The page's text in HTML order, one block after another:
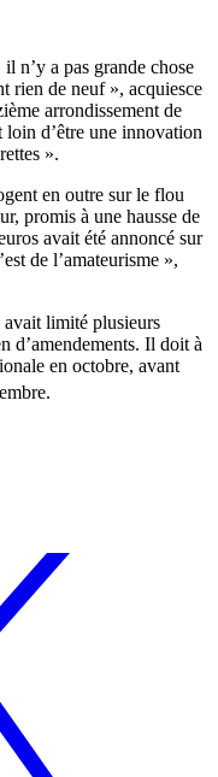
il n’y a pas grande chose
rien de neuf », acquiesce
arrondissement de
loin d’être une innovation
».
en outre sur le flou
promis à une hausse de
avait été annoncé sur
de l’amateurisme »,
avait limité plusieurs
d’amendements. Il doit à
en octobre, avant